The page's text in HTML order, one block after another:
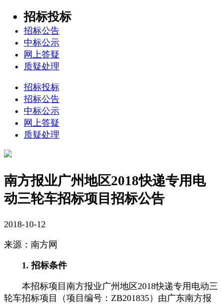
招标投标
招标公告
中标公示
网上答疑
质疑处理
招标投标
招标公告
中标公示
网上答疑
质疑处理
南方报业广州地区2018快递专用电
动三轮车招标项目招标公告
2018-10-12
来源：南方网
1. 招标条件
本招标项目南方报业广州地区2018快递专用电动三
轮车招标项目（项目编号：ZB201835）由广东南方报